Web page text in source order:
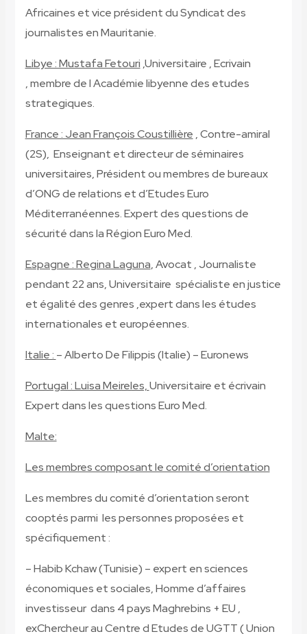
Africaines et vice président du Syndicat des
journalistes en Mauritanie.
Libye : Mustafa Fetouri ,Universitaire , Ecrivain
, membre de l Académie libyenne des etudes
strategiques.
France : Jean François Coustillière , Contre-amiral
(2S), Enseignant et directeur de séminaires
universitaires, Président ou membres de bureaux
d’ONG de relations et d’Etudes Euro
Méditerranéennes.Expert des questions de
sécurité dans la Région Euro Med.
Espagne : Regina Laguna, Avocat , Journaliste
pendant 22 ans, Universitaire spécialiste en justice
et égalité des genres ,expert dans les études
internationales et européennes.
Italie : – Alberto De Filippis (Italie) – Euronews
Portugal : Luisa Meireles,Universitaire et écrivain
Expert dans les questions Euro Med.
Malte:
Les membres composant le comité d’orientation
Les membres du comité d’orientation seront
cooptés parmi les personnes proposées et
spécifiquement :
– Habib Kchaw (Tunisie) – expert en sciences
économiques et sociales, Homme d’affaires
investisseur dans 4 pays Maghrebins + EU ,
exChercheur au Centre d Etudes de UGTT ( Union